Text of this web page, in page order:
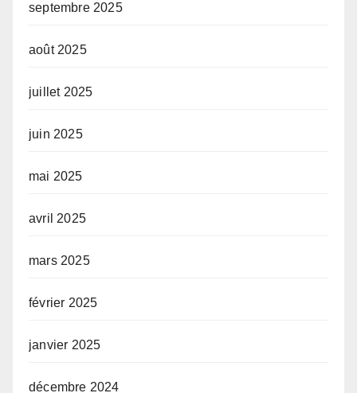
septembre 2025
août 2025
juillet 2025
juin 2025
mai 2025
avril 2025
mars 2025
février 2025
janvier 2025
décembre 2024